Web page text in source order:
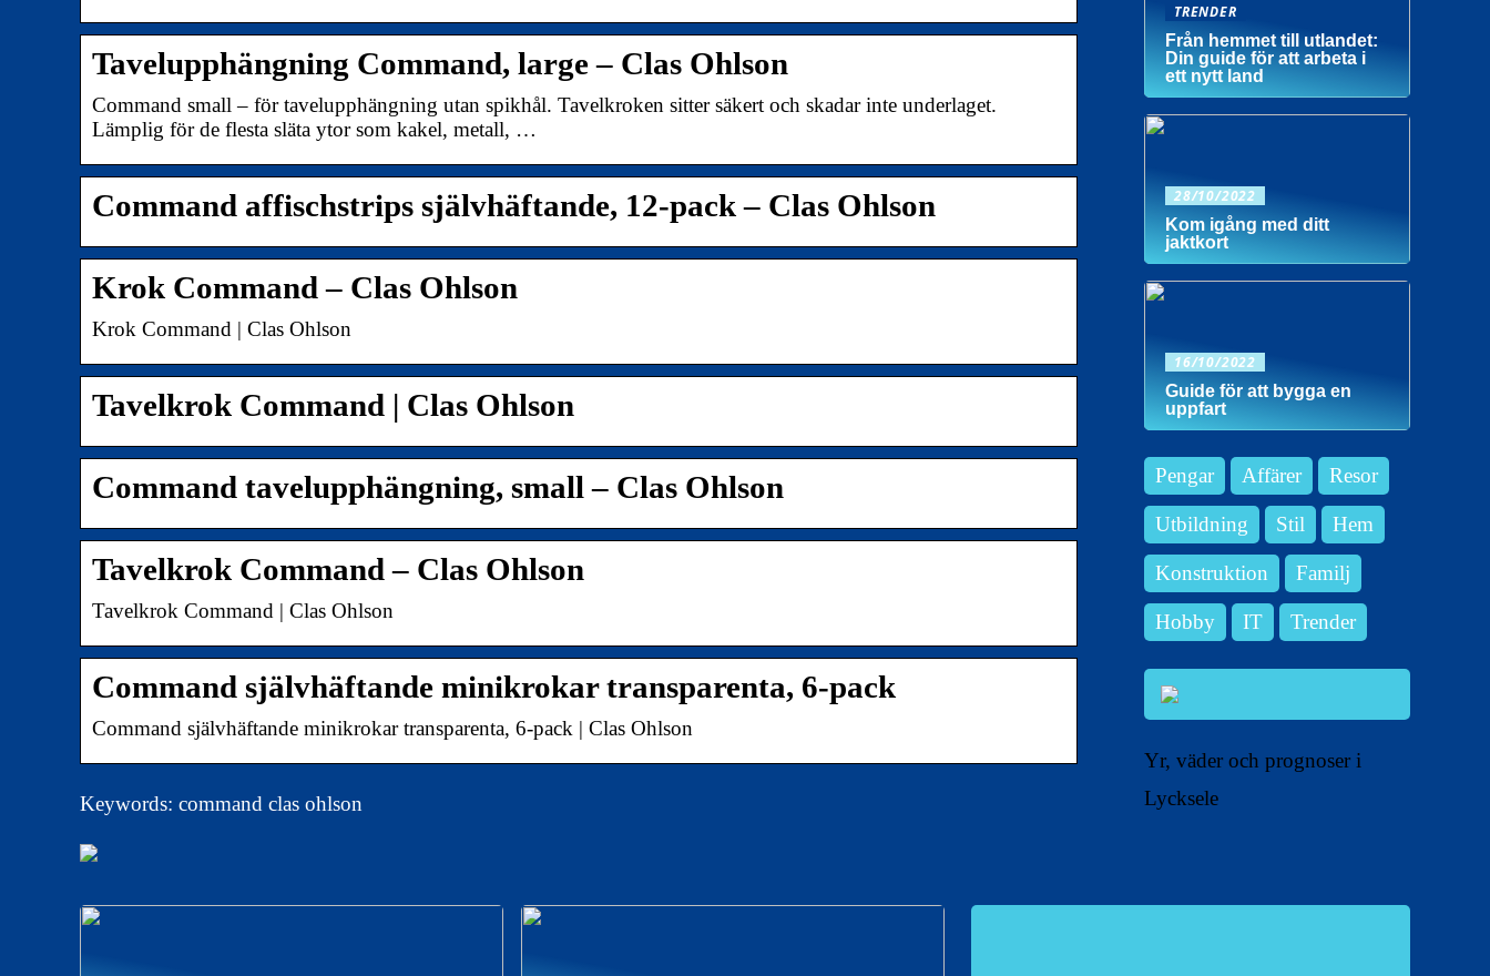
Tavelupphängning Command, large – Clas Ohlson
Command small – för tavelupphängning utan spikhål. Tavelkroken sitter säkert och skadar inte underlaget.
Lämplig för de flesta släta ytor som kakel, metall, …
Command affischstrips självhäftande, 12-pack – Clas Ohlson
Krok Command – Clas Ohlson
Krok Command | Clas Ohlson
Tavelkrok Command | Clas Ohlson
Command tavelupphängning, small – Clas Ohlson
Tavelkrok Command – Clas Ohlson
Tavelkrok Command | Clas Ohlson
Command självhäftande minikrokar transparenta, 6-pack
Command självhäftande minikrokar transparenta, 6-pack | Clas Ohlson
Keywords: command clas ohlson
TRENDER
Från hemmet till utlandet:
Din guide för att arbeta i
ett nytt land
28/10/2022
Kom igång med ditt
jaktkort
16/10/2022
Guide för att bygga en
uppfart
Pengar Affärer Resor
Utbildning Stil Hem
Konstruktion Familj
Hobby IT Trender
Yr, väder och prognoser i
Lycksele